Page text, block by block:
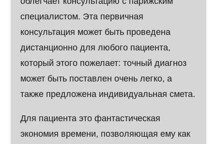
специалистом. Эта первичная
консультация может быть проведена
дистанционно для любого пациента,
который этого пожелает: точный диагноз
может быть поставлен очень легко, а
также предложена индивидуальная смета.
Для пациента это фантастическая
экономия времени, позволяющая ему как